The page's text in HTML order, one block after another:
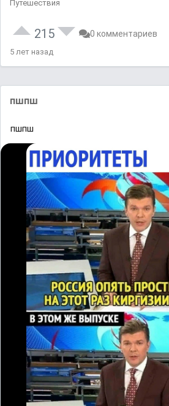
Путешествия
215 0 комментариев
5 лет назад
пшпш
пшпш